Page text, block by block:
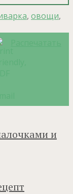
, овощи,
и